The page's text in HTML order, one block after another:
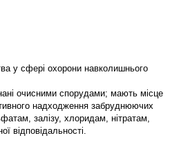
у сфері охорони навколишнього
очисними спорудами; мають місце
надходження забруднюючих
залізу, хлоридам, нітратам,
відповідальності.